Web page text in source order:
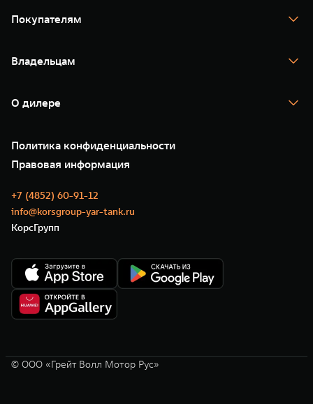
TANK 400
TANK 500
Покупателям
Тест-драйв
TANK Финансы
Корпоративным клиентам
Зарядные станции
Владельцам
Помощь на дороге
Новые цифровые сервисы TANK
Сервис
Нулевое ТО
Моторные масла
О дилере
35 лет GWM
GWM ТЕХ ДЕНЬ
Новости
Политика конфиденциальности
Правовая информация
+7 (4852) 60-91-12
info@korsgroup-yar-tank.ru
КорсГрупп
© ООО «Грейт Волл Мотор Рус»